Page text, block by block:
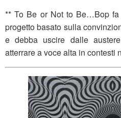
** To Be or Not to Be…Bop
progetto basato sulla
e debba uscire dalle
atterrare a voce alta in contesti